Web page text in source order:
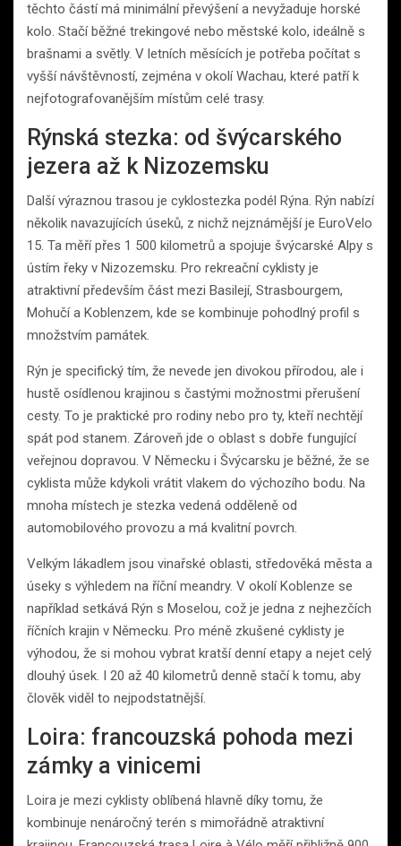
těchto částí má minimální převýšení a nevyžaduje horské
kolo. Stačí běžné trekingové nebo městské kolo, ideálně s
brašnami a světly. V letních měsících je potřeba počítat s
vyšší návštěvností, zejména v okolí Wachau, které patří k
nejfotografovanějším místům celé trasy.
Rýnská stezka: od švýcarského
jezera až k Nizozemsku
Další výraznou trasou je cyklostezka podél Rýna. Rýn nabízí
několik navazujících úseků, z nichž nejznámější je EuroVelo
15. Ta měří přes 1 500 kilometrů a spojuje švýcarské Alpy s
ústím řeky v Nizozemsku. Pro rekreační cyklisty je
atraktivní především část mezi Basilejí, Strasbourgem,
Mohučí a Koblenzem, kde se kombinuje pohodlný profil s
množstvím památek.
Rýn je specifický tím, že nevede jen divokou přírodou, ale i
hustě osídlenou krajinou s častými možnostmi přerušení
cesty. To je praktické pro rodiny nebo pro ty, kteří nechtějí
spát pod stanem. Zároveň jde o oblast s dobře fungující
veřejnou dopravou. V Německu i Švýcarsku je běžné, že se
cyklista může kdykoli vrátit vlakem do výchozího bodu. Na
mnoha místech je stezka vedená odděleně od
automobilového provozu a má kvalitní povrch.
Velkým lákadlem jsou vinařské oblasti, středověká města a
úseky s výhledem na říční meandry. V okolí Koblenze se
například setkává Rýn s Moselou, což je jedna z nejhezčích
říčních krajin v Německu. Pro méně zkušené cyklisty je
výhodou, že si mohou vybrat kratší denní etapy a nejet celý
dlouhý úsek. I 20 až 40 kilometrů denně stačí k tomu, aby
člověk viděl to nejpodstatnější.
Loira: francouzská pohoda mezi
zámky a vinicemi
Loira je mezi cyklisty oblíbená hlavně díky tomu, že
kombinuje nenáročný terén s mimořádně atraktivní